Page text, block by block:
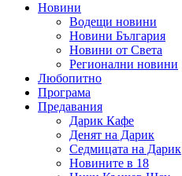
Новини
Водещи новини
Новини България
Новини от Света
Регионални новини
Любопитно
Програма
Предавания
Дарик Кафе
Денят на Дарик
Седмицата на Дарик
Новините в 18